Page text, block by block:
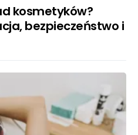
kosmetyków?
bezpieczeństwo i